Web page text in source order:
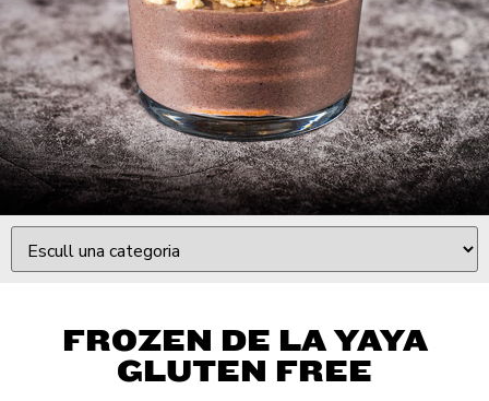
FROZEN DE LA YAYA
GLUTEN FREE